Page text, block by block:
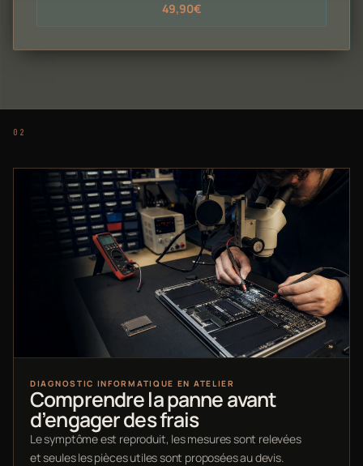
49,90€
DIAGNOSTIC INFORMATIQUE EN ATELIER
Comprendre la panne avant
d’engager des frais
Le symptôme est reproduit, les mesures sont relevées
et seules les pièces utiles sont proposées au devis.